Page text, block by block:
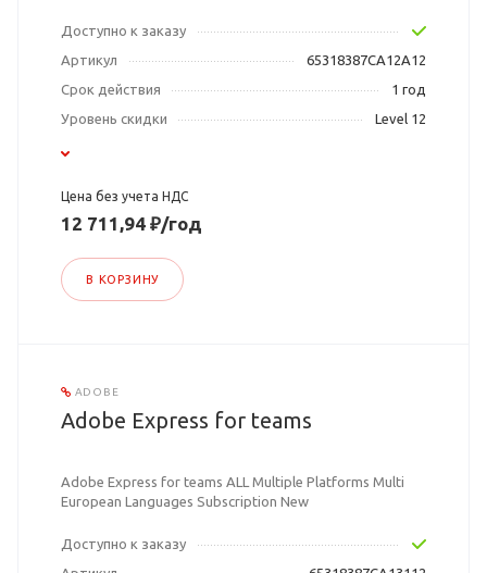
Доступно к заказу
Артикул
65318387CA12A12
Срок действия
1 год
Уровень скидки
Level 12
Цена без учета НДС
12 711,94 ₽/год
В КОРЗИНУ
ADOBE
Adobe Express for teams
Adobe Express for teams ALL Multiple Platforms Multi
European Languages Subscription New
Доступно к заказу